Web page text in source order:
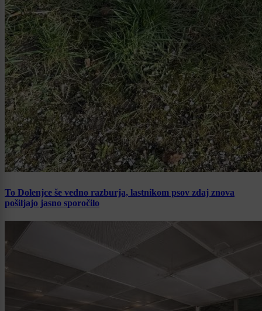
To Dolenjce še vedno razburja, lastnikom psov zdaj znova
pošiljajo jasno sporočilo